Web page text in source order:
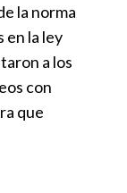
la norma
en la ley
a los
con
que